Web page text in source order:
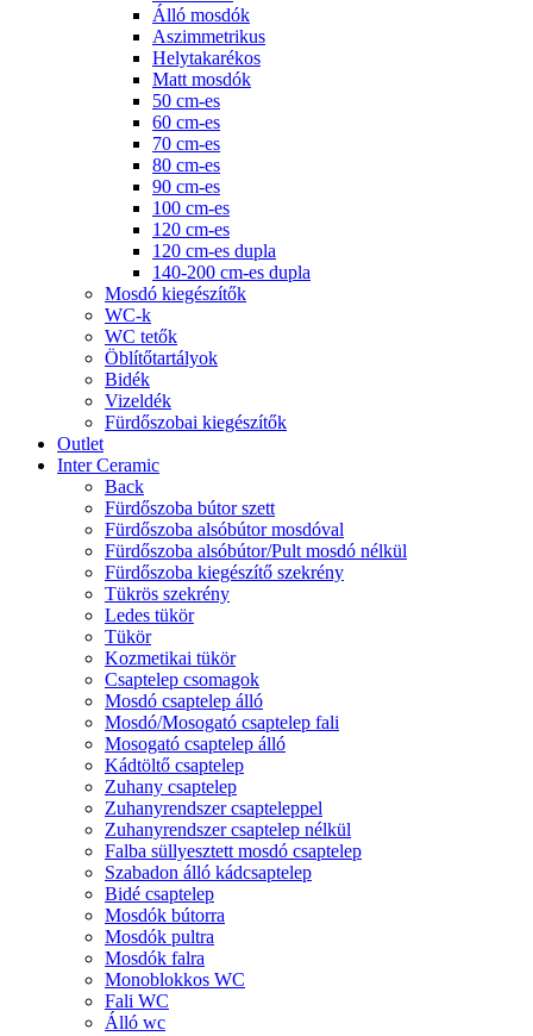
Álló mosdók
Aszimmetrikus
Helytakarékos
Matt mosdók
50 cm-es
60 cm-es
70 cm-es
80 cm-es
90 cm-es
100 cm-es
120 cm-es
120 cm-es dupla
140-200 cm-es dupla
Mosdó kiegészítők
WC-k
WC tetők
Öblítőtartályok
Bidék
Vizeldék
Fürdőszobai kiegészítők
Outlet
Inter Ceramic
Back
Fürdőszoba bútor szett
Fürdőszoba alsóbútor mosdóval
Fürdőszoba alsóbútor/Pult mosdó nélkül
Fürdőszoba kiegészítő szekrény
Tükrös szekrény
Ledes tükör
Tükör
Kozmetikai tükör
Csaptelep csomagok
Mosdó csaptelep álló
Mosdó/Mosogató csaptelep fali
Mosogató csaptelep álló
Kádtöltő csaptelep
Zuhany csaptelep
Zuhanyrendszer csapteleppel
Zuhanyrendszer csaptelep nélkül
Falba süllyesztett mosdó csaptelep
Szabadon álló kádcsaptelep
Bidé csaptelep
Mosdók bútorra
Mosdók pultra
Mosdók falra
Monoblokkos WC
Fali WC
Álló wc